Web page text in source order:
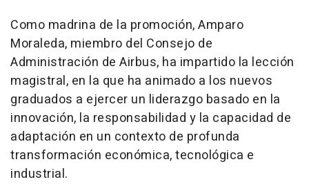
Como madrina de la promoción, Amparo
Moraleda, miembro del Consejo de
Administración de Airbus, ha impartido la lección
magistral, en la que ha animado a los nuevos
graduados a ejercer un liderazgo basado en la
innovación, la responsabilidad y la capacidad de
adaptación en un contexto de profunda
transformación económica, tecnológica e
industrial.